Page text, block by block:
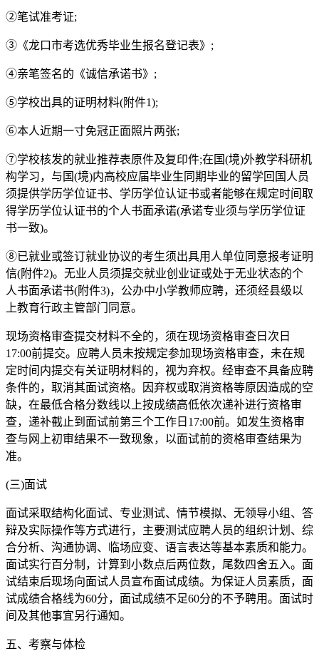
②笔试准考证;
③《龙口市考选优秀毕业生报名登记表》;
④亲笔签名的《诚信承诺书》;
⑤学校出具的证明材料(附件1);
⑥本人近期一寸免冠正面照片两张;
⑦学校核发的就业推荐表原件及复印件;在国(境)外教学科研机
构学习，与国(境)内高校应届毕业生同期毕业的留学回国人员
须提供学历学位证书、学历学位认证书或者能够在规定时间取
得学历学位认证书的个人书面承诺(承诺专业须与学历学位证
书一致)。
⑧已就业或签订就业协议的考生须出具用人单位同意报考证明
信(附件2)。无业人员须提交就业创业证或处于无业状态的个
人书面承诺书(附件3)，公办中小学教师应聘，还须经县级以
上教育行政主管部门同意。
现场资格审查提交材料不全的，须在现场资格审查日次日
17:00前提交。应聘人员未按规定参加现场资格审查，未在规
定时间内提交有关证明材料的，视为弃权。经审查不具备应聘
条件的，取消其面试资格。因弃权或取消资格等原因造成的空
缺，在最低合格分数线以上按成绩高低依次递补进行资格审
查，递补截止到面试前第三个工作日17:00前。如发生资格审
查与网上初审结果不一致现象，以面试前的资格审查结果为
准。
(三)面试
面试采取结构化面试、专业测试、情节模拟、无领导小组、答
辩及实际操作等方式进行，主要测试应聘人员的组织计划、综
合分析、沟通协调、临场应变、语言表达等基本素质和能力。
面试实行百分制，计算到小数点后两位数，尾数四舍五入。面
试结束后现场向面试人员宣布面试成绩。为保证人员素质，面
试成绩合格线为60分，面试成绩不足60分的不予聘用。面试时
间及其他事宜另行通知。
五、考察与体检